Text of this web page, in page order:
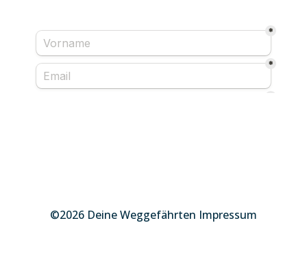
©2026 Deine Weggefährten Impressum